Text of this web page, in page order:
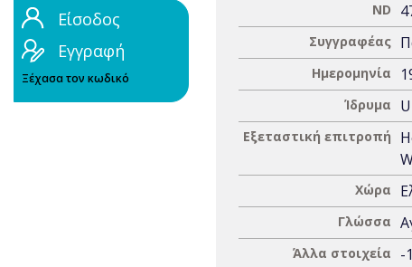
Είσοδος
Εγγραφή
Ξέχασα τον κωδικό
ND
Συγγραφέας
Ημερομηνία
Ίδρυμα
Εξεταστική επιτροπή
Χώρα
Γλώσσα
Άλλα στοιχεία -1